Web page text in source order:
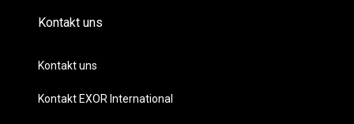
Kontakt uns
Kontakt uns
Kontakt EXOR International